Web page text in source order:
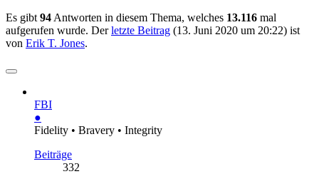
Es gibt 94 Antworten in diesem Thema, welches 13.116 mal
aufgerufen wurde. Derletzte Beitrag (13. Juni 2020 um 20:22) ist
von Erik T. Jones.
FBI
●
Fidelity • Bravery • Integrity
Beiträge
332